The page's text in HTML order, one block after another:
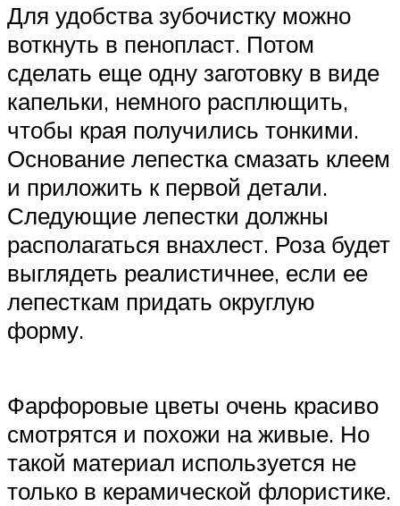
Для удобства зубочистку можно
воткнуть в пенопласт. Потом
сделать еще одну заготовку в виде
капельки, немного расплющить,
чтобы края получились тонкими.
Основание лепестка смазать клеем
и приложить к первой детали.
Следующие лепестки должны
располагаться внахлест. Роза будет
выглядеть реалистичнее, если ее
лепесткам придать округлую
форму.
Фарфоровые цветы очень красиво
смотрятся и похожи на живые. Но
такой материал используется не
только в керамической флористике.